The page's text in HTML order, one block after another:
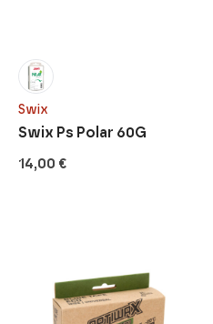
Swix
14,00 €
Swix Ps Polar 60G